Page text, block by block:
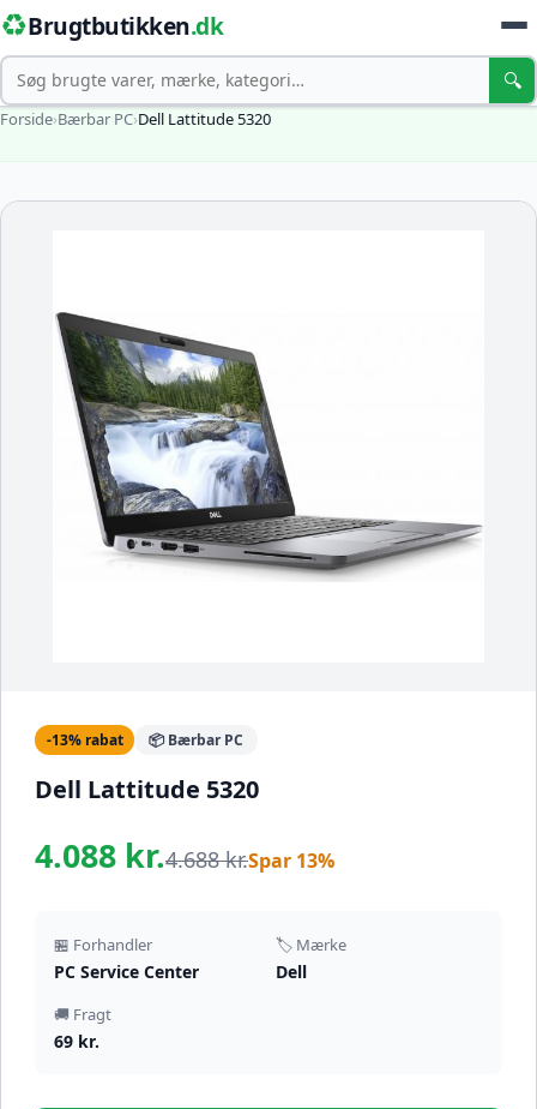
♻️Brugtbutikken.dk
Søg 🔍
Forside›Bærbar PC›Dell Lattitude 5320
-13% rabat 📦 Bærbar PC
Dell Lattitude 5320
4.088 kr.4.688 kr.Spar 13%
🏪 Forhandler
PC Service Center
🏷️ Mærke
Dell
🚚 Fragt
69 kr.